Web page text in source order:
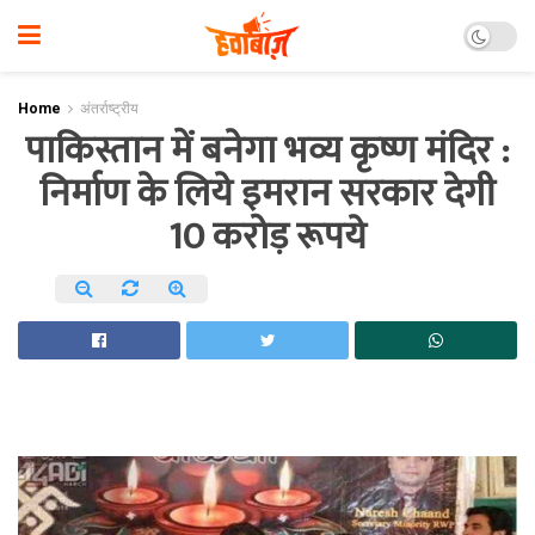
Home अंतर्राष्ट्रीय
पाकिस्तान में बनेगा भव्य कृष्ण मंदिर :
निर्माण के लिये इमरान सरकार देगी
10 करोड़ रूपये